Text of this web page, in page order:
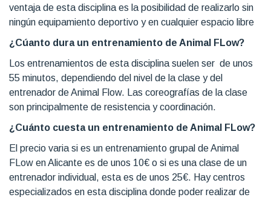
ventaja de esta disciplina es la posibilidad de realizarlo sin
ningún equipamiento deportivo y en cualquier espacio libre
¿Cúanto dura un entrenamiento de Animal FLow?
Los entrenamientos de esta disciplina suelen ser de unos
55 minutos, dependiendo del nivel de la clase y del
entrenador de Animal Flow. Las coreografías de la clase
son principalmente de resistencia y coordinación.
¿Cuánto cuesta un entrenamiento de Animal FLow?
El precio varia si es un entrenamiento grupal de Animal
FLow en Alicante es de unos 10€ o si es una clase de un
entrenador individual, esta es de unos 25€. Hay centros
especializados en esta disciplina donde poder realizar de